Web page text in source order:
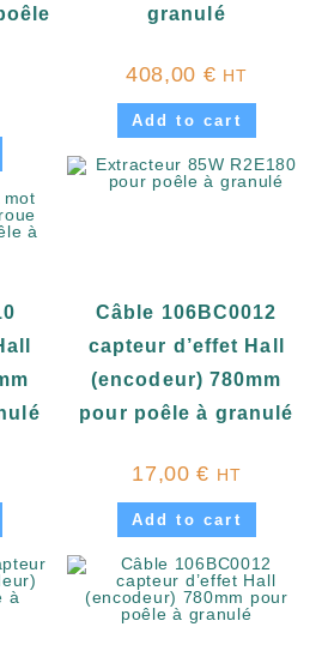
granulé
408,00 € HT
Add to cart
Câble 106BC0012
capteur d’effet Hall
(encodeur) 780mm
pour poêle à granulé
17,00€ HT
Add to cart